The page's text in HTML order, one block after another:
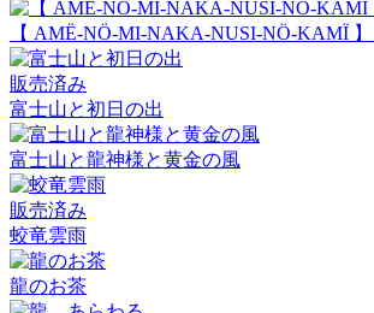
【 AMË-NÖ-MI-NAKA-NUSI-NÖ-KAMÏ
販売済み
富士山と初日の出
富士山と龍神様と黄金の風
販売済み
蛟竜雲雨
龍のお茶